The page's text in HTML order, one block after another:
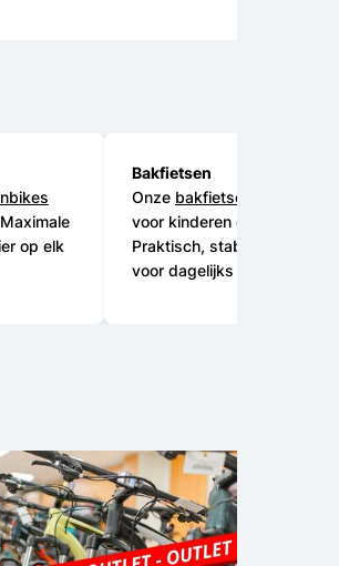
op elk
Bakfietsen
Onze bakfietsen
voor kinderen en bagage.
Praktisch, stabiel en perfect
voor dagelijks gebruik.